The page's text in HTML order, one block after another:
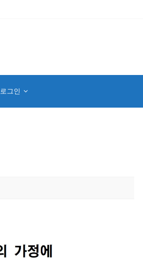
로그인